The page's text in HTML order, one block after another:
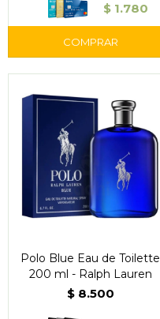
$ 1.780
Polo Blue Eau de Toilette
200 ml - Ralph Lauren
$ 8.500